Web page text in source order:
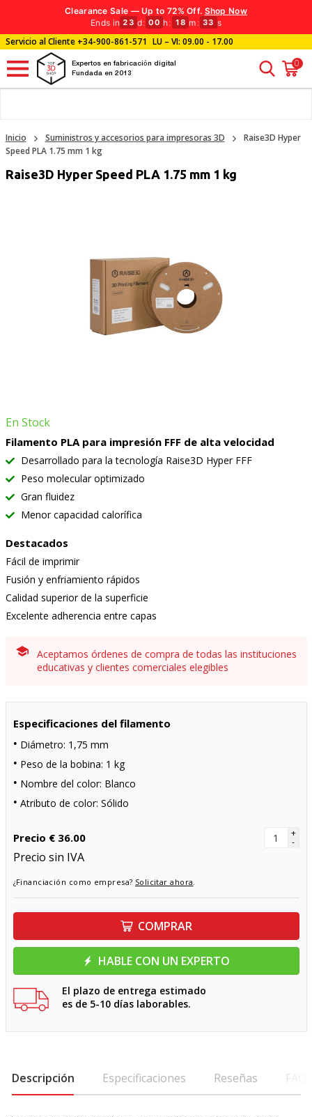
Clearance Sale — Up to 72% Off. Shop Now
Ends in 23 d: 00 h: 18 m : 32 s
Servicio al Cliente +34-900-861-571 LU – VI: 09.00 - 17.00
Expertos en fabricación digital
Fundada en 2013
0
Inicio Suministros y accesorios para impresoras 3D
Raise3D Hyper
Speed PLA 1.75 mm 1 kg
Raise3D Hyper Speed PLA 1.75 mm 1 kg
En Stock
Filamento PLA para impresión FFF de alta velocidad
Desarrollado para la tecnología Raise3D Hyper FFF
Peso molecular optimizado
Gran fluidez
Menor capacidad calorífica
Destacados
Fácil de imprimir
Fusión y enfriamiento rápidos
Calidad superior de la superficie
Excelente adherencia entre capas
Aceptamos órdenes de compra de todas las instituciones
educativas y clientes comerciales elegibles
Especificaciones del filamento
Diámetro: 1,75 mm
Peso de la bobina: 1 kg
Nombre del color: Blanco
Atributo de color: Sólido
Precio € 36.00 +
-
Precio sin IVA
¿Financiación como empresa? Solicitar ahora.
COMPRAR
HABLE CON UN EXPERTO
El plazo de entrega estimado
es de 5-10 días laborables.
Descripción Especificaciones Reseñas FAQ